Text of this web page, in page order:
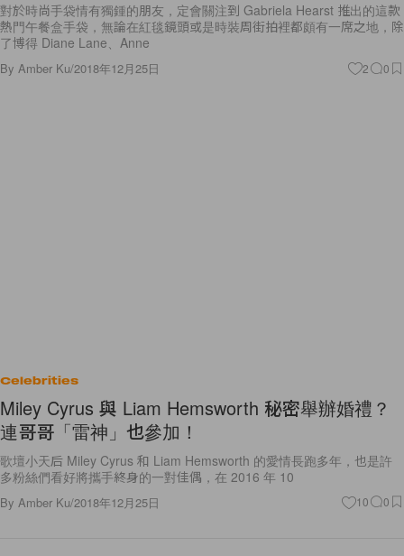
對於時尚手袋情有獨鍾的朋友，定會關注到 Gabriela Hearst 推出的這款
熱門午餐盒手袋，無論在紅毯鏡頭或是時裝周街拍裡都頗有一席之地，除
了博得 Diane Lane、Anne
By Amber Ku/2018年12月25日 2 0
Celebrities
Miley Cyrus 與 Liam Hemsworth 秘密舉辦婚禮？
連哥哥「雷神」也參加！
歌壇小天后 Miley Cyrus 和 Liam Hemsworth 的愛情長跑多年，也是許
多粉絲們看好將攜手終身的一對佳偶，在 2016 年 10
By Amber Ku/2018年12月25日 10 0